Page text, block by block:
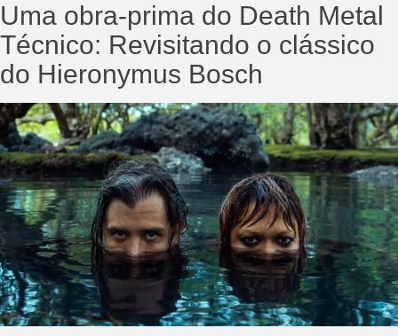
Uma obra-prima do Death Metal
Técnico: Revisitando o clássico
do Hieronymus Bosch